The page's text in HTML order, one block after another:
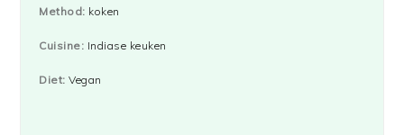
Method: koken
Cuisine: Indiase keuken
Diet: Vegan